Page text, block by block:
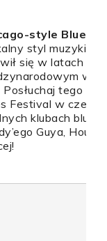
style Blues
styl muzyki
się w latach 40.
Posłuchaj tego na
Festival w
klubach
Guya,